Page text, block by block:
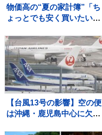
物価高の“夏の家計簿”「ち
ょっとでも安く買いたい」
長蛇の列が 節約術は「特
売日を狙って」「お泊まり
ディズニーから日帰りに」
【台風13号の影響】空の便
は沖縄・鹿児島中心に欠航